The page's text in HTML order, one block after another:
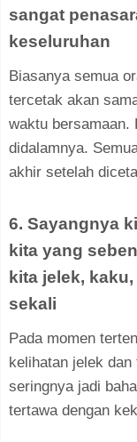
sangat
keseluruhan
Biasanya semua
tercetak akan
waktu bersamaan.
didalamnya.
akhir setelah
6. Sayangnya
kita yang
kita jelek,
sekali
Pada momen
kelihatan jelek
seringnya jadi
tertawa dengan